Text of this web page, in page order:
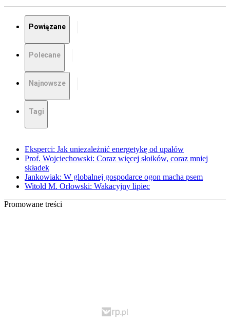
Powiązane
Polecane
Najnowsze
Tagi
Eksperci: Jak uniezależnić energetykę od upałów
Prof. Wojciechowski: Coraz więcej słoików, coraz mniej
składek
Jankowiak: W globalnej gospodarce ogon macha psem
Witold M. Orłowski: Wakacyjny lipiec
Promowane treści